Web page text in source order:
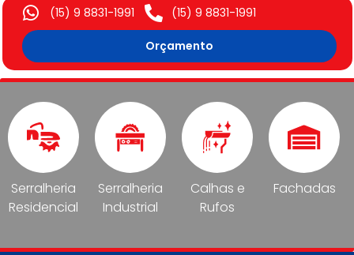
(15) 9 8831-1991 (15) 9 8831-1991
Orçamento
Serralheria
Residencial
Serralheria
Industrial
Calhas e
Rufos
Fachadas